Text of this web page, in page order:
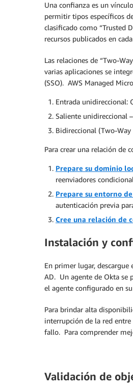
Una confianza es un
permitir tipos específicos
clasificado como “Trusted
recursos publicados en
Las relaciones de “Two-
varias aplicaciones se
(SSO). AWS Managed
Entrada unidireccional:
Saliente unidireccional
Bidireccional (Two-
Para crear una relación de
Prepare su dominio
reenviadores
Prepare su entorno
autenticación previa
Cree una relación de
Instalación y
En primer lugar,
AD. Un agente de Okta se
el agente configurado en
Para brindar alta
interrupción de la red
fallo. Para comprender
Validación de